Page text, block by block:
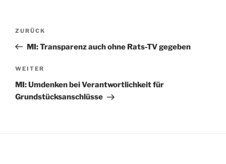
Beitragsnavigation
Vorheriger
Beitrag
ZURÜCK
MI: Transparenz auch ohne Rats-TV gegeben
Nächster
Beitrag
WEITER
MI: Umdenken bei Verantwortlichkeit für
Grundstücksanschlüsse